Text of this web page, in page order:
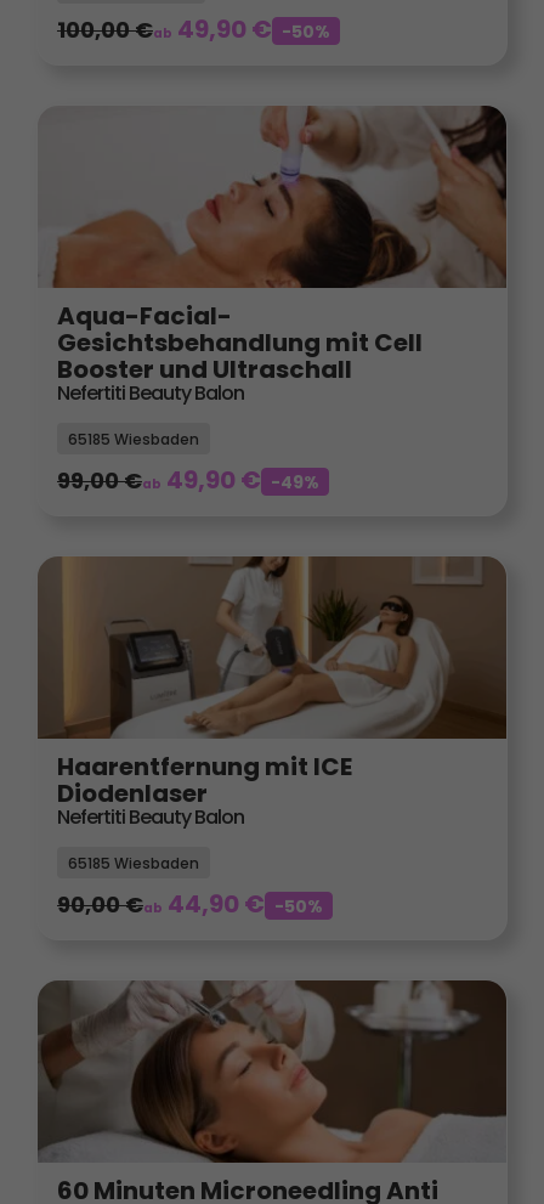
100,00€ab 49,90€ -50%
Aqua-Facial-
Gesichtsbehandlung mit Cell
Booster und Ultraschall
Nefertiti Beauty Balon
65185 Wiesbaden
99,00€ab 49,90€ -49%
Haarentfernung mit ICE
Diodenlaser
Nefertiti Beauty Balon
65185 Wiesbaden
90,00€ab 44,90€ -50%
60 Minuten Microneedling Anti